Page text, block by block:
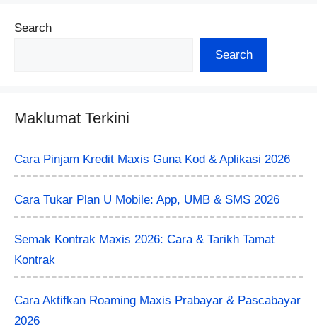
Search
Search
Maklumat Terkini
Cara Pinjam Kredit Maxis Guna Kod & Aplikasi 2026
Cara Tukar Plan U Mobile: App, UMB & SMS 2026
Semak Kontrak Maxis 2026: Cara & Tarikh Tamat
Kontrak
Cara Aktifkan Roaming Maxis Prabayar & Pascabayar
2026